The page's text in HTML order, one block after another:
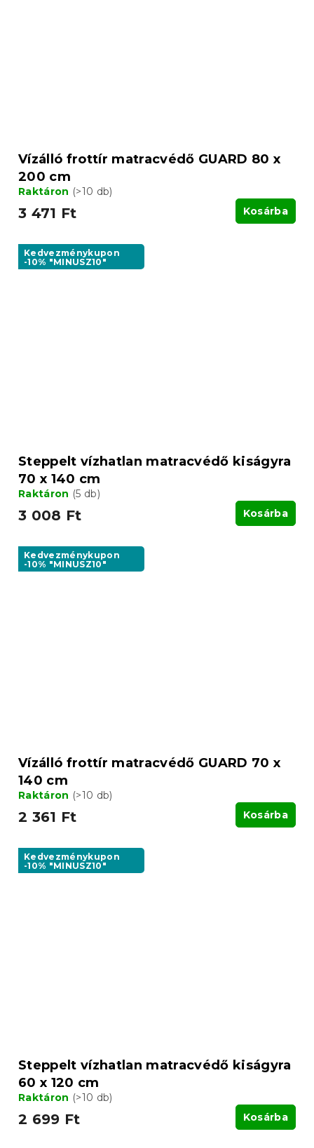
Vízálló frottír matracvédő GUARD 80 x
200 cm
Raktáron (>10 db)
3 471 Ft Kosárba
Kedvezménykupon
-10% "MINUSZ10"
Steppelt vízhatlan matracvédő kiságyra
70 x 140 cm
Raktáron (5 db)
3 008 Ft Kosárba
Kedvezménykupon
-10% "MINUSZ10"
Vízálló frottír matracvédő GUARD 70 x
140 cm
Raktáron (>10 db)
2 361 Ft Kosárba
Kedvezménykupon
-10% "MINUSZ10"
Steppelt vízhatlan matracvédő kiságyra
60 x 120 cm
Raktáron (>10 db)
2 699 Ft Kosárba